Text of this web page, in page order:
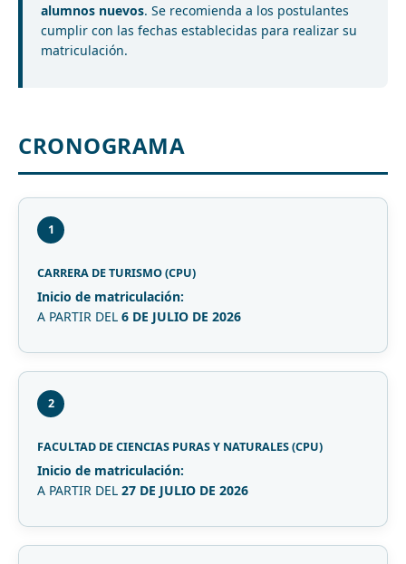
alumnos nuevos. Se recomienda a los postulantes
cumplir con las fechas establecidas para realizar su
matriculación.
CRONOGRAMA
1
CARRERA DE TURISMO (CPU)
Inicio de matriculación:
A PARTIR DEL 6 DE JULIO DE 2026
2
FACULTAD DE CIENCIAS PURAS Y NATURALES (CPU)
Inicio de matriculación:
A PARTIR DEL 27 DE JULIO DE 2026